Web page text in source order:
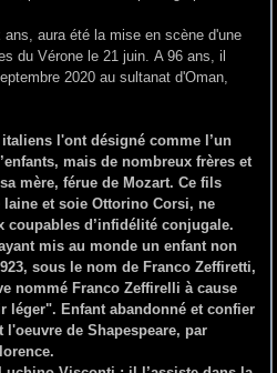
aura été la mise en scène d'une
du Vérone le 21 juin. A 96 ans, il
2020 au sultanat d'Oman,
l'ont désigné comme l’un
mais de nombreux frères et
mère, férue de Mozart. Ce fils
et soie Ottorino Corsi, ne
coupables d’infidélité conjugale.
mis au monde un enfant non
sous le nom de Franco Zeffiretti,
nommé Franco Zeffirelli à cause
léger". Enfant abandonné et confier
de Shapespeare, par